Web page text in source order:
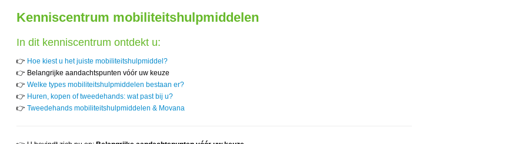
Kenniscentrum mobiliteitshulpmiddelen
In dit kenniscentrum ontdekt u:
👉 Hoe kiest u het juiste mobiliteitshulpmiddel?
👉 Belangrijke aandachtspunten vóór uw keuze
👉 Welke types mobiliteitshulpmiddelen bestaan er?
👉 Huren, kopen of tweedehands: wat past bij u?
👉 Tweedehands mobiliteitshulpmiddelen & Movana